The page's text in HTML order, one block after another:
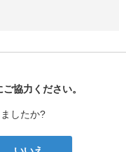
協力ください。
したか?